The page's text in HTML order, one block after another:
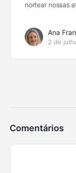
nortear nossas
Ana
2 de
Comentários